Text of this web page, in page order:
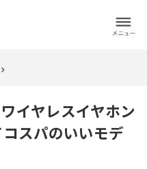
イヤレスイヤホン
スパのいいモデ